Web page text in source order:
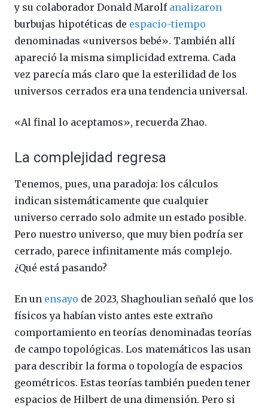
y su colaborador Donald Marolf analizaron
burbujas hipotéticas de espacio-tiempo
denominadas «universos bebé». También allí
apareció la misma simplicidad extrema. Cada
vez parecía más claro que la esterilidad de los
universos cerrados era una tendencia universal.
«Al final lo aceptamos», recuerda Zhao.
La complejidad regresa
Tenemos, pues, una paradoja: los cálculos
indican sistemáticamente que cualquier
universo cerrado solo admite un estado posible.
Pero nuestro universo, que muy bien podría ser
cerrado, parece infinitamente más complejo.
¿Qué está pasando?
En un ensayo de 2023, Shaghoulian señaló que los
físicos ya habían visto antes este extraño
comportamiento en teorías denominadas teorías
de campo topológicas. Los matemáticos las usan
para describir la forma o topología de espacios
geométricos. Estas teorías también pueden tener
espacios de Hilbert de una dimensión. Pero si